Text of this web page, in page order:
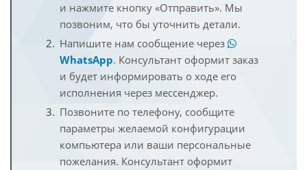
и нажмите кнопку «Отправить». Мы
позвоним, что бы уточнить детали.
Напишите нам сообщение через
WhatsApp. Консультант оформит заказ
и будет информировать о ходе его
исполнения через мессенджер.
Позвоните по телефону, сообщите
параметры желаемой конфигурации
компьютера или ваши персональные
пожелания. Консультант оформит